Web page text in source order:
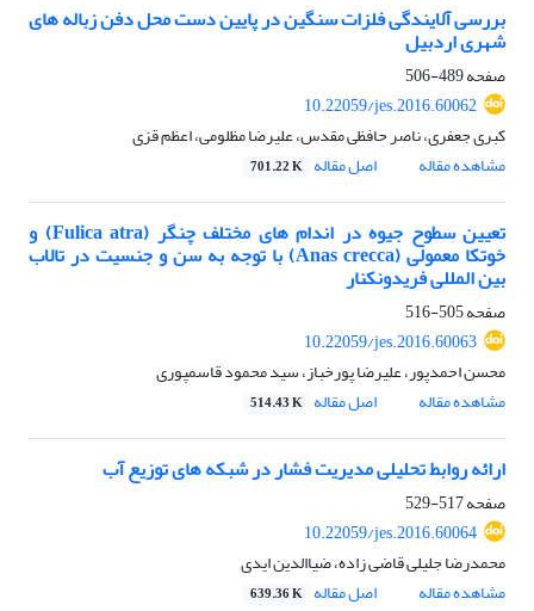
بررسی آلایندگی فلزات سنگین در پایین دست محل دفن زباله های
شهری اردبیل
صفحه489-506
10.22059/jes.2016.60062
کبری جعفری، ناصر حافظی مقدس، علیرضا مظلومی، اعظم قزی
مشاهده مقاله
اصل مقاله 701.22 K
تعیین سطوح جیوه در اندام های مختلف چنگر (Fulica atra) و
خوتکا معمولی (Anas crecca) با توجه به سن و جنسیت در تالاب
بین المللی فریدونکنار
صفحه505-516
10.22059/jes.2016.60063
محسن احمدپور، علیرضا پورخباز، سید محمود قاسمپوری
مشاهده مقاله
اصل مقاله 514.43 K
ارائه روابط تحلیلی مدیریت فشار در شبکه های توزیع آب
صفحه517-529
10.22059/jes.2016.60064
محمدرضا جلیلی قاضی زاده، ضیاالدین ایدی
مشاهده مقاله
اصل مقاله 639.36 K